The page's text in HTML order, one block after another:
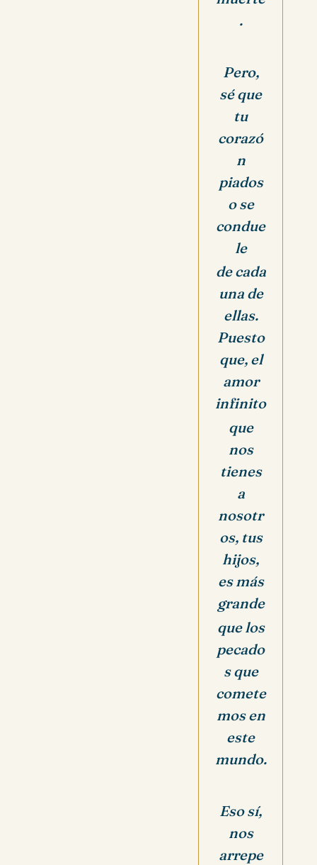
.
Pero,
sé que
tu
corazó
n
piados
o se
condue
le
de cada
una de
ellas.
Puesto
que, el
amor
infinito
que
nos
tienes
a
nosotr
os, tus
hijos,
es más
grande
que los
pecado
s que
comete
mos en
este
mundo.
Eso sí,
nos
arrepe